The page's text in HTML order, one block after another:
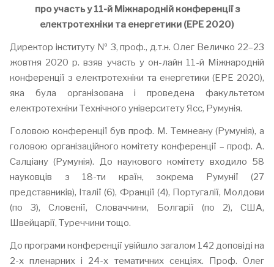
про участь у 11-й Міжнародній конференції з
електротехніки та енергетики (ЕРЕ 2020)
Директор інституту № 3, проф., д.т.н. Олег Величко 22–23
жовтня 2020 р. взяв участь у он-лайн 11-й Міжнародній
конференції з електротехніки та енергетики (ЕРЕ 2020),
яка була організована і проведена факультетом
електротехніки Технічного університету Ясс, Румунія.
Головою конференції був проф. М. Темнеану (Румунія), а
головою організаційного комітету конференції – проф. А.
Салціану (Румунія). До наукового комітету входило 58
науковців з 18-ти країн, зокрема Румунії (27
представників), Італії (6), Франції (4), Португалії, Молдови
(по 3), Словенії, Словаччини, Болгарії (по 2), США,
Швейцарії, Туреччини тощо.
До програми конференції увійшло загалом 142 доповіді на
2-х пленарних і 24-х тематичних секціях. Проф. Олег